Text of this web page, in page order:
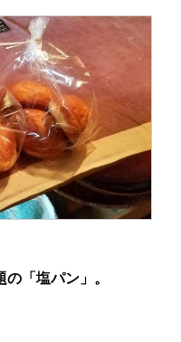
「塩パン」。